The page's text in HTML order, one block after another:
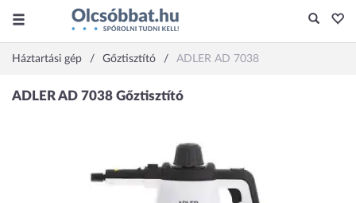
Háztartási gép Gőztisztító ADLER AD 7038